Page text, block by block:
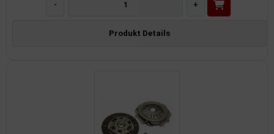
- +
Produkt Details